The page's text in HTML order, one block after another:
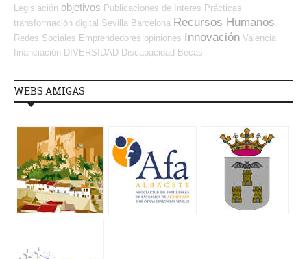
Legislación objetivos Publicaciones de Interés Prácticas
transformación digital Sevilla Barcelona Recursos Humanos
Redes Sociales Emprendedores opiniones Innovación Valencia
financiación DIVERSIDAD Discapacidad Becas
WEBS AMIGAS